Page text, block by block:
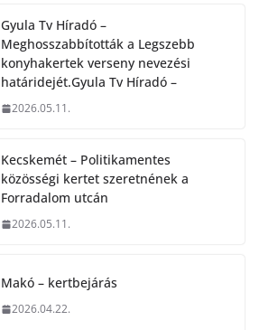
Gyula Tv Híradó –
Meghosszabbították a Legszebb
konyhakertek verseny nevezési
határidejét.Gyula Tv Híradó –
2026.05.11.
Kecskemét – Politikamentes
közösségi kertet szeretnének a
Forradalom utcán
2026.05.11.
Makó – kertbejárás
2026.04.22.